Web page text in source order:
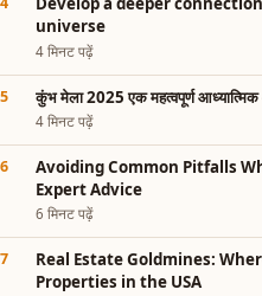
universe
4 मिनट पढ़ें
कुंभ मेला 2025 एक महत्वपूर्ण
4 मिनट पढ़ें
Avoiding Common Pitfalls
Expert Advice
6 मिनट पढ़ें
Real Estate Goldmines:
Properties in the USA